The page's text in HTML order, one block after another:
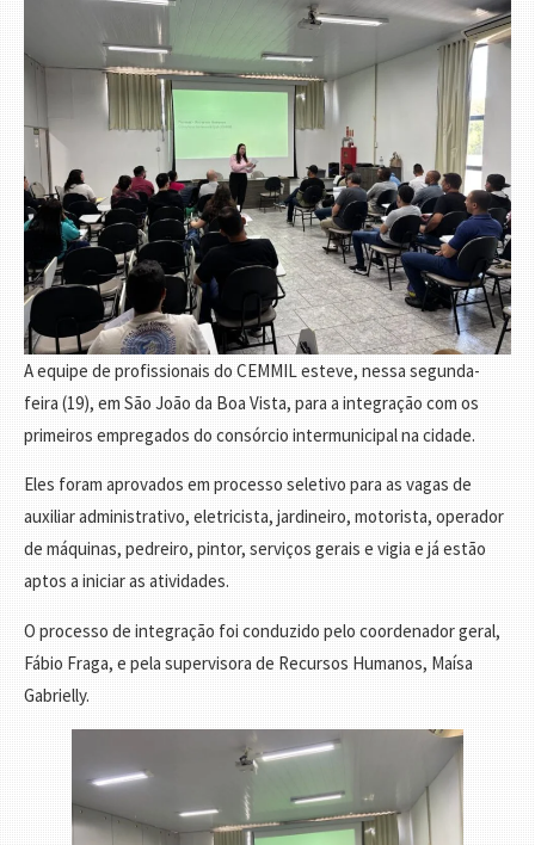
A equipe de profissionais do CEMMIL esteve, nessa segunda-
feira (19), em São João da Boa Vista, para a integração com os
primeiros empregados do consórcio intermunicipal na cidade.
Eles foram aprovados em processo seletivo para as vagas de
auxiliar administrativo, eletricista, jardineiro, motorista, operador
de máquinas, pedreiro, pintor, serviços gerais e vigia e já estão
aptos a iniciar as atividades.
O processo de integração foi conduzido pelo coordenador geral,
Fábio Fraga, e pela supervisora de Recursos Humanos, Maísa
Gabrielly.